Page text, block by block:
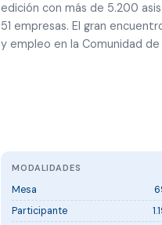
edición con más de 5.200
51 empresas. El gran
y empleo en la Comunidad de
MODALIDADES
Mesa
Participante